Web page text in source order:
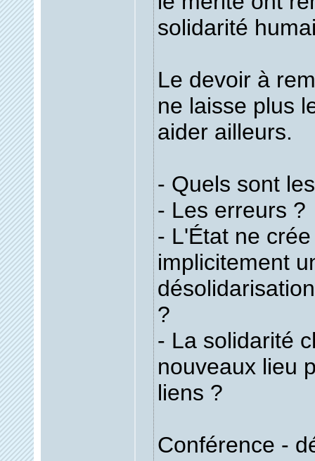
solidarité
Le devoir à
ne laisse plus
aider ailleurs.
- Quels sont
- Les erreurs ?
- L'État ne
implicitement
?
- La solidarité
nouveaux lieu
liens ?
Conférence -